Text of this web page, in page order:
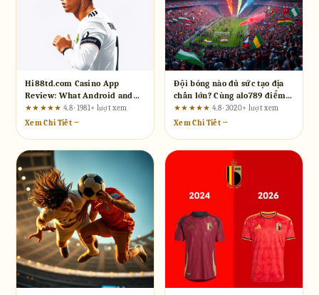
Hi88td.com Casino App
Review: What Android and
iOS Users Should Verify
Before Depositing
★★★★★ 4.8 · 1981+ lượt xem
Xem Chi Tiết →
Đội bóng nào đủ sức tạo địa
chấn lớn? Cùng alo789 điểm
mặt những "kẻ hủy diệt"
★★★★★ 4.8 · 3020+ lượt xem
Xem Chi Tiết →